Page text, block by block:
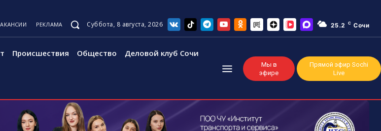
РЕКЛАМА Суббота, 8 августа, 2026 25.2 C Сочи
Происшествия Общество Деловой клуб Сочи
Мы в
эфире
Прямой эфир Sochi
Live